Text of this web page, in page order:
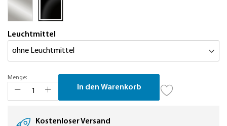
Leuchtmittel
Menge:
In den Warenkorb
Kostenloser Versand